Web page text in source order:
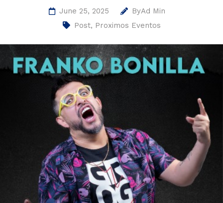
June 25, 2025 ByAd Min
Post, Proximos Eventos